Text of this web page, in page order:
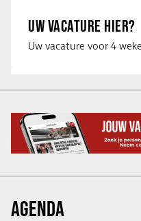
UW VACATURE HIER?
AGENDA